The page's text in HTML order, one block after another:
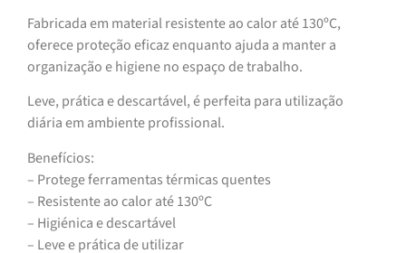
Fabricada em material resistente ao calor até 130ºC,
oferece proteção eficaz enquanto ajuda a manter a
organização e higiene no espaço de trabalho.
Leve, prática e descartável, é perfeita para utilização
diária em ambiente profissional.
Benefícios:
– Protege ferramentas térmicas quentes
– Resistente ao calor até 130ºC
– Higiénica e descartável
– Leve e prática de utilizar